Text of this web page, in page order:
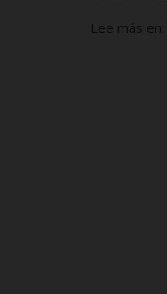
Lee más